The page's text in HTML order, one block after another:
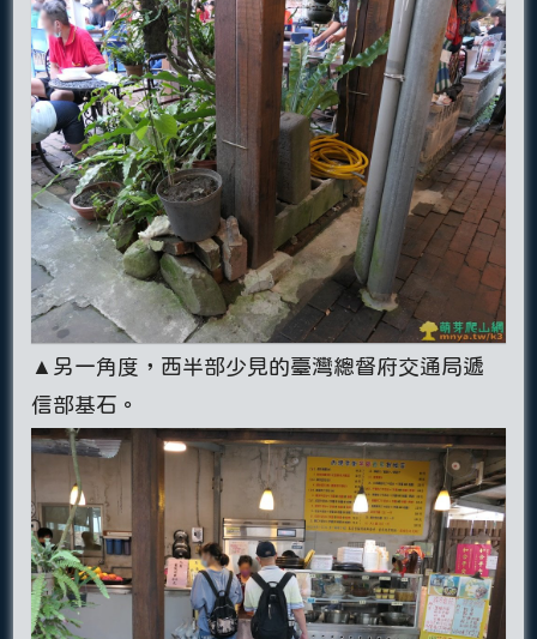
▲另一角度，西半部少見的臺灣總督府交通局遞
信部基石。